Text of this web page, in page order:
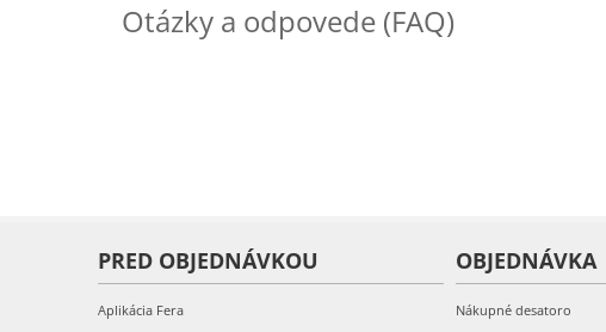
Otázky a odpovede (FAQ)
PRED OBJEDNÁVKOU
Aplikácia Fera
OBJEDNÁVKA
Nákupné desatoro